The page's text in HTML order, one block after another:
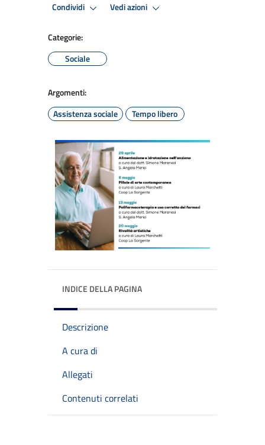
Condividi Vedi azioni
Categorie:
Sociale
Argomenti:
Assistenza sociale
Tempo libero
INDICE DELLA PAGINA
Descrizione
A cura di
Allegati
Contenuti correlati